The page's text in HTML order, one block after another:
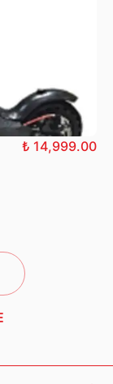
₺ 14,999.00